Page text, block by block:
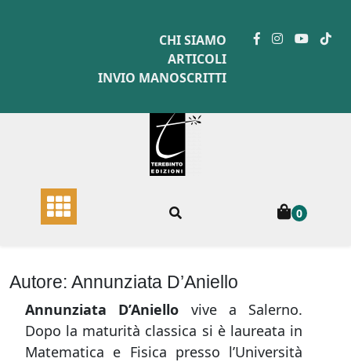
CHI SIAMO
ARTICOLI
INVIO MANOSCRITTI
0
Autore: Annunziata D’Aniello
Annunziata D’Aniello vive a Salerno.
Dopo la maturità classica si è laureata in
Matematica e Fisica presso l’Università